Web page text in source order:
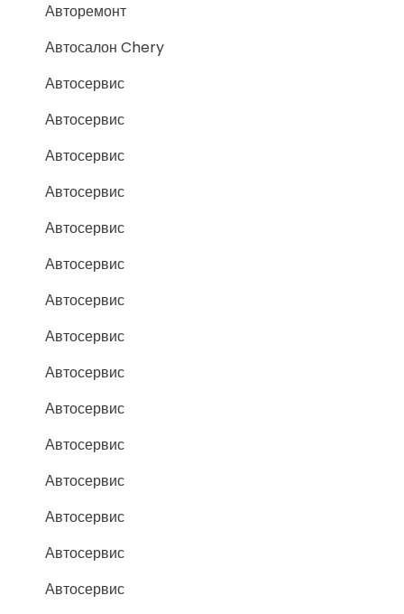
Авторемонт
Автосалон Chery
Автосервис
Автосервис
Автосервис
Автосервис
Автосервис
Автосервис
Автосервис
Автосервис
Автосервис
Автосервис
Автосервис
Автосервис
Автосервис
Автосервис
Автосервис